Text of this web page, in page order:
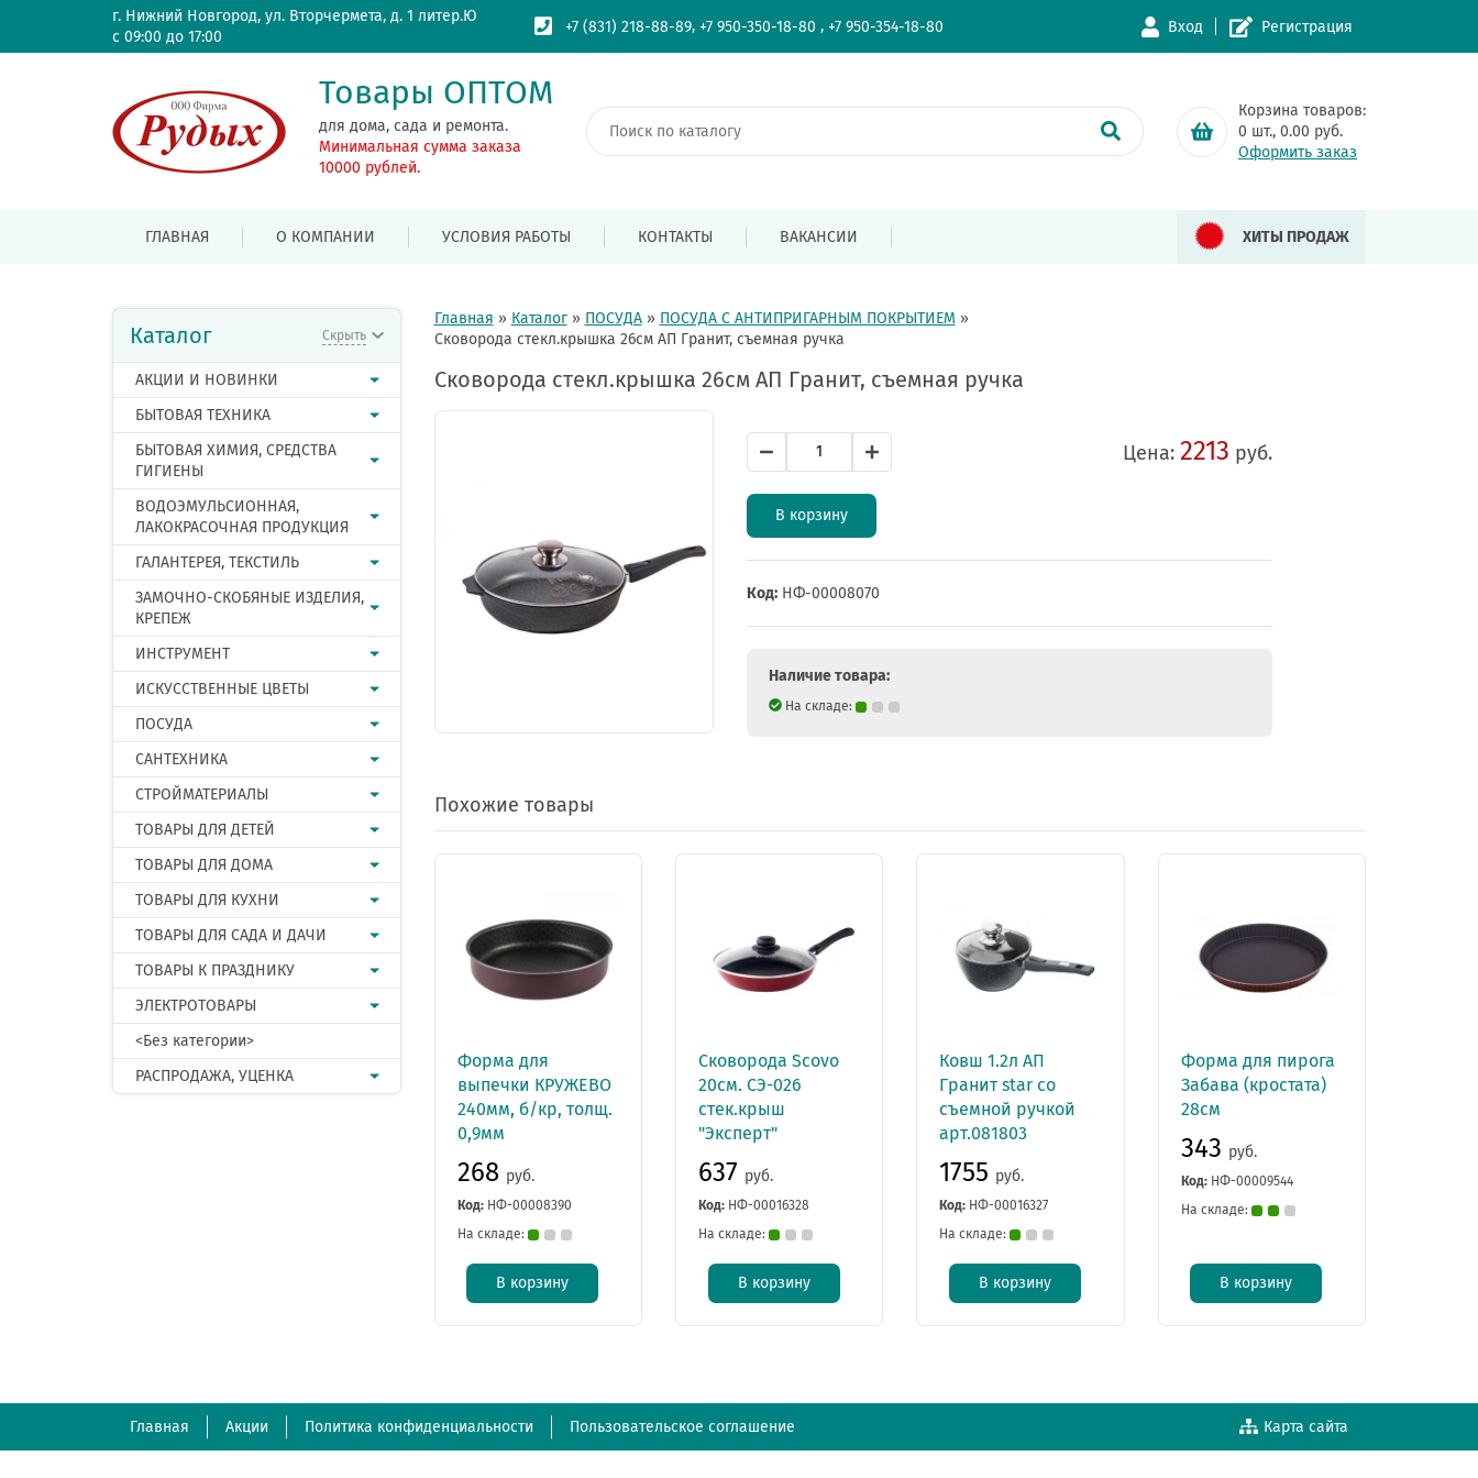
г. Нижний Новгород, ул. Вторчермета, д. 1 литер.Ю
с 09:00 до 17:00
+7 (831) 218-88-89,+7 950-350-18-80 ,+7 950-354-18-80 Вход Регистрация
Товары ОПТОМ
для дома, сада и ремонта.
Минимальная сумма заказа
10000 рублей.
Корзина товаров:
0 шт., 0.00 руб.
Оформить заказ
ГЛАВНАЯ О КОМПАНИИ УСЛОВИЯ РАБОТЫ КОНТАКТЫ ВАКАНСИИ ХИТЫ ПРОДАЖ
Каталог Скрыть
АКЦИИ И НОВИНКИ
БЫТОВАЯ ТЕХНИКА
БЫТОВАЯ ХИМИЯ, СРЕДСТВА
ГИГИЕНЫ
ВОДОЭМУЛЬСИОННАЯ,
ЛАКОКРАСОЧНАЯ ПРОДУКЦИЯ
ГАЛАНТЕРЕЯ, ТЕКСТИЛЬ
ЗАМОЧНО-СКОБЯНЫЕ ИЗДЕЛИЯ,
КРЕПЕЖ
ИНСТРУМЕНТ
ИСКУССТВЕННЫЕ ЦВЕТЫ
ПОСУДА
САНТЕХНИКА
СТРОЙМАТЕРИАЛЫ
ТОВАРЫ ДЛЯ ДЕТЕЙ
ТОВАРЫ ДЛЯ ДОМА
ТОВАРЫ ДЛЯ КУХНИ
ТОВАРЫ ДЛЯ САДА И ДАЧИ
ТОВАРЫ К ПРАЗДНИКУ
ЭЛЕКТРОТОВАРЫ
<Без категории>
РАСПРОДАЖА, УЦЕНКА
Главная » Каталог» ПОСУДА» ПОСУДА С АНТИПРИГАРНЫМ ПОКРЫТИЕМ »
Сковорода стекл.крышка 26см АП Гранит, съемная ручка
Сковорода стекл.крышка 26см АП Гранит, съемная ручка
Цена: 2213 руб.
В корзину
Код:НФ-00008070
Наличие товара:
На складе:
Похожие товары
Форма для
выпечки КРУЖЕВО
240мм, б/кр, толщ.
0,9мм
268 руб.
Код: НФ-00008390
На складе:
В корзину
Сковорода Scovo
20см. СЭ-026
стек.крыш
"Эксперт"
637 руб.
Код: НФ-00016328
На складе:
В корзину
Ковш 1.2л АП
Гранит star со
съемной ручкой
арт.081803
1755 руб.
Код: НФ-00016327
На складе:
В корзину
Форма для пирога
Забава (кростата)
28см
343 руб.
Код: НФ-00009544
На складе:
В корзину
Главная Акции Политика конфиденциальности Пользовательское соглашение Карта сайта